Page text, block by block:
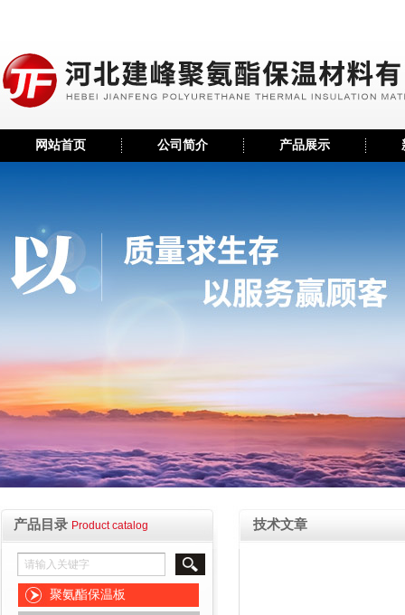
网站首页 公司简介 产品展示
产品目录 Product catalog
聚氨酯保温板
技术文章